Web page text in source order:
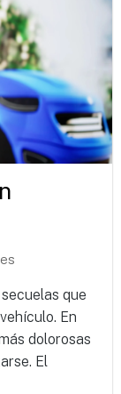
que
En
dolorosas
El